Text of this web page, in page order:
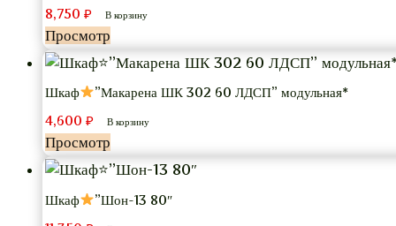
8,750 ₽ В корзину
Просмотр
Шкаф
”Макарена ШК 302 60 ЛДСП” модульная*
4,600 ₽ В корзину
Просмотр
Шкаф
”Шон-13 80″